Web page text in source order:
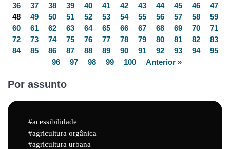
36
37 38 39 40 41 42 43 44 45 46
47
48
49 50 51 52 53 54 55 56 57 58
59
60
61 62 63 64 65 66 67 68 69 70
71
72
73 74 75 76 77 78 79 80 81 82
83
84
85 86 87 88 89 90 91 92 93 94
95
96
97 98 99 100 Anterior »
Por assunto
acessibilidade
agricultura orgânica
agricultura urbana